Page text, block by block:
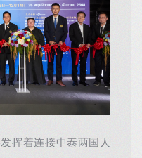
着连接中泰两国人